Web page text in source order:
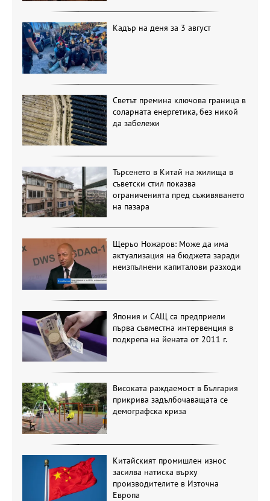
Кадър на деня за 3 август
Светът премина ключова граница в
соларната енергетика, без никой
да забележи
Търсенето в Китай на жилища в
съветски стил показва
ограниченията пред съживяването
на пазара
Щерьо Ножаров: Може да има
актуализация на бюджета заради
неизпълнени капиталови разходи
Япония и САЩ са предприели
първа съвместна интервенция в
подкрепа на йената от 2011 г.
Високата раждаемост в България
прикрива задълбочаващата се
демографска криза
Китайският промишлен износ
засилва натиска върху
производителите в Източна
Европа